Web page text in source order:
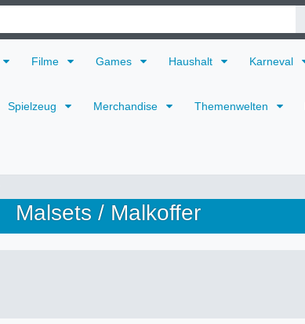
Filme Games Haushalt Karneval
Spielzeug Merchandise Themenwelten
Malsets / Malkoffer